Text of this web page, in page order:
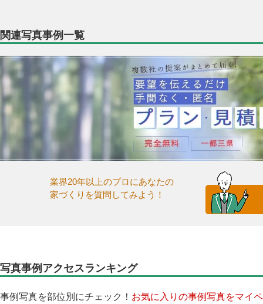
関連写真事例一覧
業界20年以上のプロにあなたの
家づくりを質問してみよう！
写真事例アクセスランキング
事例写真を部位別にチェック！ お気に入りの事例写真をマイ